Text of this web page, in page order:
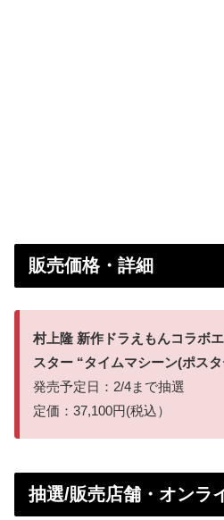
販売価格・詳細
村上隆 新作ドラえもんコラボ
スター “タイムマシーン(ポス
発売予定日：2/4まで抽選
定価：37,100円(税込）
抽選/販売店舗・オンラ